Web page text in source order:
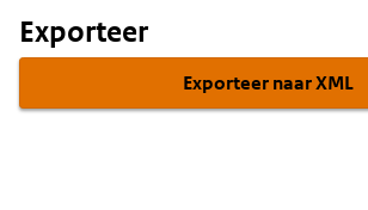
Exporteer
Exporteer naar XML